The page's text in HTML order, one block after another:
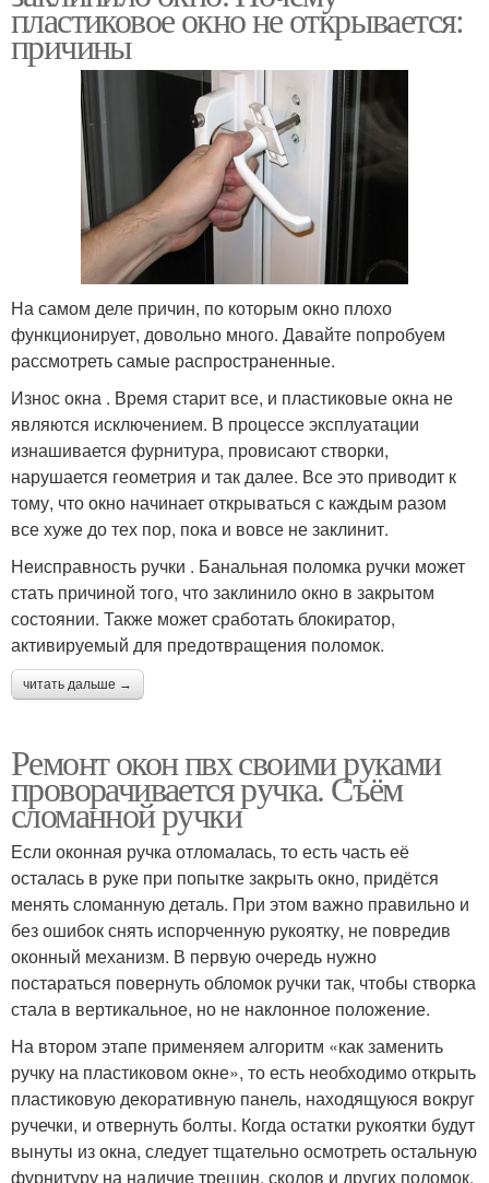
пластиковое окно не открывается:
причины
На самом деле причин, по которым окно плохо
функционирует, довольно много. Давайте попробуем
рассмотреть самые распространенные.
Износ окна . Время старит все, и пластиковые окна не
являются исключением. В процессе эксплуатации
изнашивается фурнитура, провисают створки,
нарушается геометрия и так далее. Все это приводит к
тому, что окно начинает открываться с каждым разом
все хуже до тех пор, пока и вовсе не заклинит.
Неисправность ручки . Банальная поломка ручки может
стать причиной того, что заклинило окно в закрытом
состоянии. Также может сработать блокиратор,
активируемый для предотвращения поломок.
читать дальше →
Ремонт окон пвх своими руками
проворачивается ручка. Съём
сломанной ручки
Если оконная ручка отломалась, то есть часть её
осталась в руке при попытке закрыть окно, придётся
менять сломанную деталь. При этом важно правильно и
без ошибок снять испорченную рукоятку, не повредив
оконный механизм. В первую очередь нужно
постараться повернуть обломок ручки так, чтобы створка
стала в вертикальное, но не наклонное положение.
На втором этапе применяем алгоритм «как заменить
ручку на пластиковом окне», то есть необходимо открыть
пластиковую декоративную панель, находящуюся вокруг
ручечки, и отвернуть болты. Когда остатки рукоятки будут
вынуты из окна, следует тщательно осмотреть остальную
фурнитуру на наличие трещин, сколов и других поломок.